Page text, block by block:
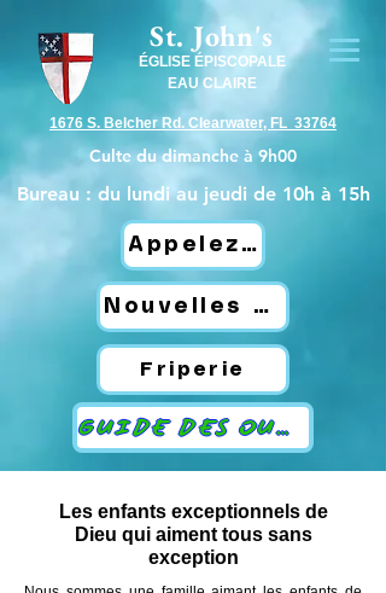
St. John's
ÉGLISE ÉPISCOPALE
EAU CLAIRE
1676 S. Belcher Rd. Clearwater, FL 33764
Culte du dimanche à 9h00
Bureau : du lundi au jeudi de 10h à 15h
Appelez-nous
Nouvelles hebdomadaires de St.John's
Friperie
GUIDE DES OURAGANS
Les enfants exceptionnels de
Dieu qui aiment tous sans
exception